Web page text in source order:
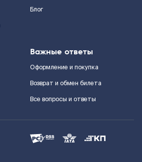
Блог
Важные ответы
Оформление и покупка
Возврат и обмен билета
Все вопросы и ответы